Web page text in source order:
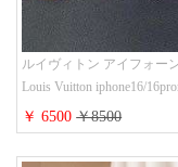
ルイヴィトン アイフォー
Louis Vuitton iphone16/
iphone15/14/13ケース ビジ
人 可愛い
￥ 6500￥8500